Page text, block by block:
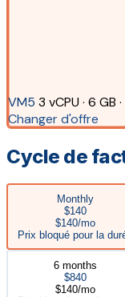
VM5 3 vCPU · 6 GB
Changer d'offre
Cycle de
Monthly
$140
$140/mo
Prix bloqué pour la
6 months
$840
$140/mo